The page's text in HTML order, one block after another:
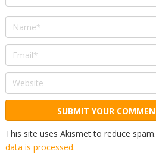
This site uses Akismet to reduce spam.
data is processed.